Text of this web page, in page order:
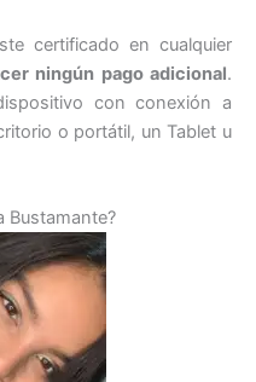
certificado en cualquier
ningún pago adicional.
con conexión a
o portátil, un Tablet u
Bustamante?